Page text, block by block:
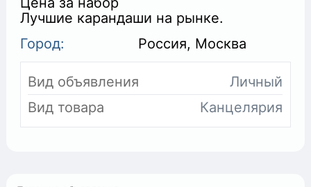
+
Лучшие карандаши на рынке.
Город:
Россия, Москва
Вид объявления
Личный
Вид товара
Канцелярия